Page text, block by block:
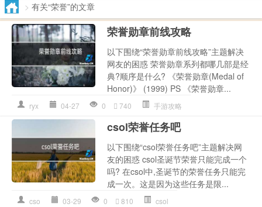
> 有关“荣誉”的文章
荣誉勋章前线攻略
以下围绕“荣誉勋章前线攻略”主题解决
网友的困惑 荣誉勋章系列都哪几部是经
典?顺序是什么? 《荣誉勋章(Medal of
Honor)》 (1999) PS 《荣誉勋章...
ryx 04-27 0 740 手游攻略
csol荣誉任务吧
以下围绕“csol荣誉任务吧”主题解决网
友的困惑 csol圣诞节荣誉只能完成一个
吗? 在csol中,圣诞节的荣誉任务只能完
成一次。这是因为这些任务是限...
cso 03-29 0 810 csol